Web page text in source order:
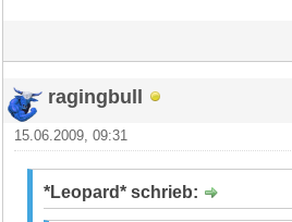
ragingbull
15.06.2009, 09:31
*Leopard* schrieb: